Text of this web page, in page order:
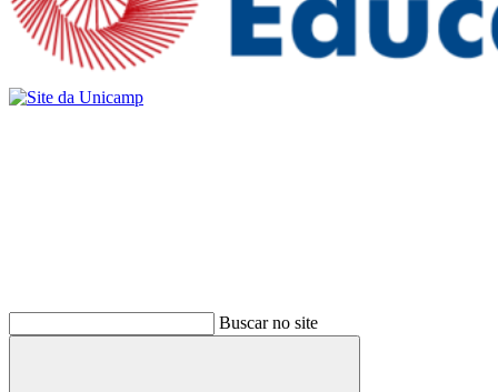
Buscar no site